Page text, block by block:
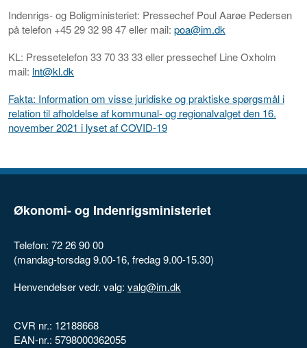
Indenrigs- og Boligministeriet: Pressechef Poul Aarøe Pedersen
på telefon +45 29 32 98 47 eller mail: poa@im.dk
KL: Pressetelefon 33 70 33 33 eller pressechef Line Oxholm
mail: lnt@kl.dk
Fakta: Information om visse juridiske og praktiske spørgsmål i
relation til afholdelse af kommunal- og regionalvalget den 16.
november 2021 i lyset af COVID-19
Økonomi- og Indenrigsministeriet
Telefon: 72 26 90 00
(mandag-torsdag 9.00-16, fredag 9.00-15.30)
Henvendelser vedr. valg: valg@im.dk
CVR nr.: 12188668
EAN-nr.: 5798000362055